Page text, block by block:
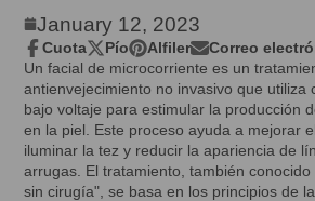
January 12, 2023
Cuota
Compartir
en
Facebook
Se
abre
en
una
nueva
ventana.
Pío
Twittear
en
Twitter
Se
abre
en
una
nueva
ventana.
Alfiler
Pin
en
Pinterest
Se
abre
en
una
nueva
ventana.
Correo
Compartir
por
correo
electrónico
Un facial de microcorriente es un
antienvejecimiento no invasivo que utiliza
bajo voltaje para estimular la producción
en la piel. Este proceso ayuda a mejorar
iluminar la tez y reducir la apariencia de
arrugas. El tratamiento, también conocido
sin cirugía", se basa en los principios de